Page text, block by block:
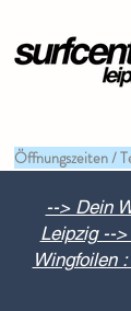
Öffnungszeiten /
--> Dein
Leipzig --
Wingfoilen